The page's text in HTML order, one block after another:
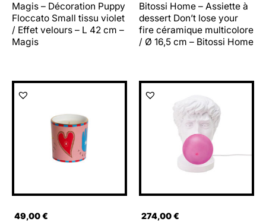
Magis – Décoration Puppy
Floccato Small tissu violet
/ Effet velours – L 42 cm –
Magis
Bitossi Home – Assiette à
dessert Don’t lose your
fire céramique multicolore
/ Ø 16,5 cm – Bitossi Home
49,00€ 274,00€